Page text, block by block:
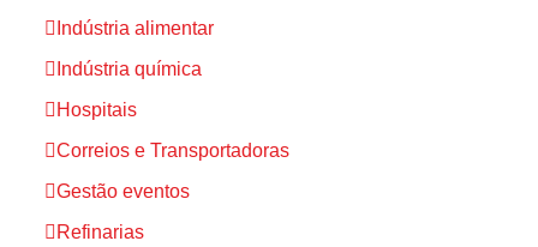
Indústria alimentar
Indústria química
Hospitais
Correios e Transportadoras
Gestão eventos
Refinarias